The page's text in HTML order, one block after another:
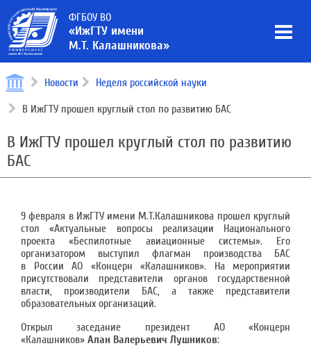
ФГБОУ ВО
«ИжГТУ имени
М.Т. Калашникова»
Новости Неделя российской науки
В ИжГТУ прошел круглый стол по развитию БАС
В ИжГТУ прошел круглый стол по развитию
БАС
9 февраля в ИжГТУ имени М.Т.Калашникова прошел круглый
стол «Актуальные вопросы реализации Национального
проекта «Беспилотные авиационные системы». Его
организатором выступил флагман производства БАС
в России АО «Концерн «Калашников». На мероприятии
присутствовали представители органов государственной
власти, производители БАС, а также представители
образовательных организаций.
Открыл заседание президент АО «Концерн
«Калашников» Алан Валерьевич Лушников: